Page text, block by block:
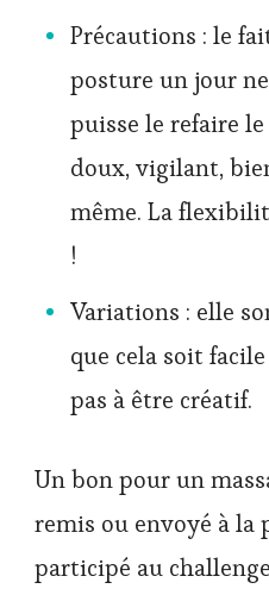
Précautions : le
posture un jour
puisse le refaire
doux, vigilant,
même. La
!
Variations : elle
que cela soit
pas à être créatif.
Un bon pour un
remis ou envoyé à la
participé au